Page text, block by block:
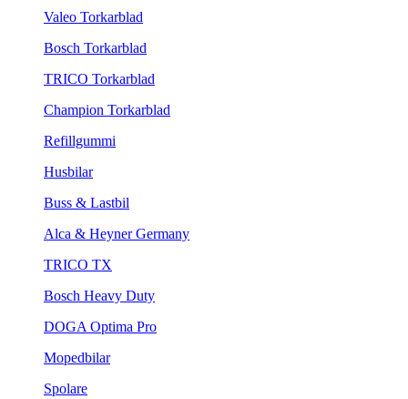
Valeo Torkarblad
Bosch Torkarblad
TRICO Torkarblad
Champion Torkarblad
Refillgummi
Husbilar
Buss & Lastbil
Alca & Heyner Germany
TRICO TX
Bosch Heavy Duty
DOGA Optima Pro
Mopedbilar
Spolare